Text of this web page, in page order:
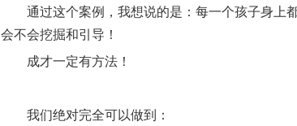
通过这个案例，我想说的是：每一个孩子身上
会不会挖掘和引导！
成才一定有方法！
我们绝对完全可以做到：